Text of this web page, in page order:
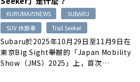
KURUMAのNEWS
SUBARU
SUV 休旅車
Trail Seeker
Subaru於2025年10月29日至11月9日在
東京Big Sight舉辦的「Japan Mobility
Show（JMS）2025」上，首次…